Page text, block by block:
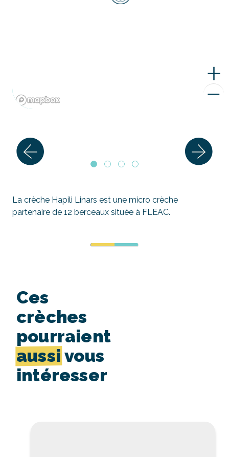
La crèche Hapili Linars est une micro crèche
partenaire de 12 berceaux située à FLEAC.
Ces
crèches
pourraient
aussi vous
intéresser